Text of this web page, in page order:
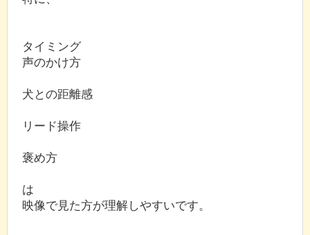
タイミング
声のかけ方
犬との距離感
リード操作
褒め方
は
映像で見た方が理解しやすいです。